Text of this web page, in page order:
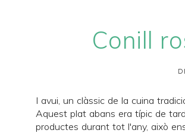
Conill
I avui, un clàssic de la cuina
Aquest plat abans era típic de
productes durant tot l'any, això